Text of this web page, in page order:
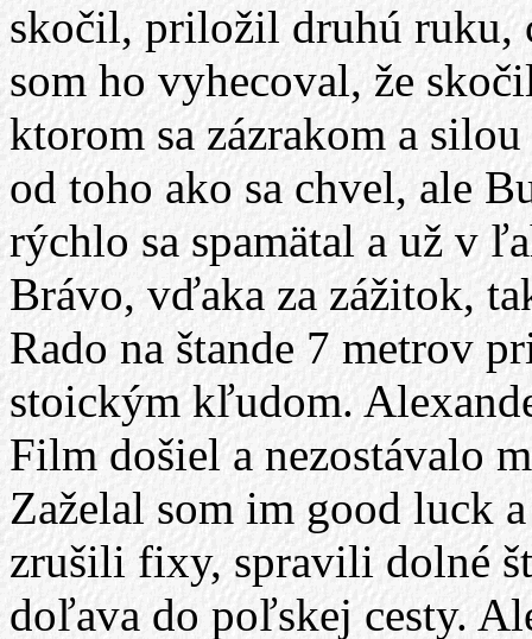
skočil, priložil druhú ruku,
som ho vyhecoval, že
ktorom sa zázrakom a
od toho ako sa chvel, ale
rýchlo sa spamätal a už v
Brávo, vďaka za zážitok,
Rado na štande 7 metrov
stoickým kľudom.
Film došiel a nezostávalo
Zaželal som im good luck
zrušili fixy, spravili dolné
doľava do poľskej cesty.